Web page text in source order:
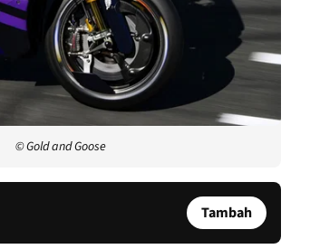
© Gold and Goose
Tambah